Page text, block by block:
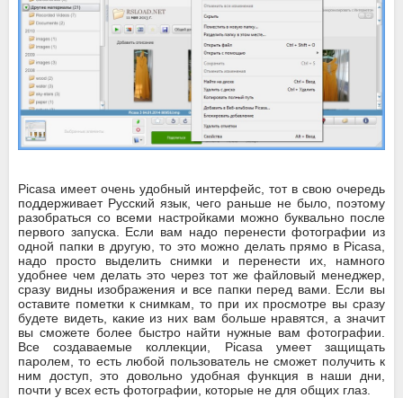
Picasa имеет очень удобный интерфейс, тот в свою очередь
поддерживает Русский язык, чего раньше не было, поэтому
разобраться со всеми настройками можно буквально после
первого запуска. Если вам надо перенести фотографии из
одной папки в другую, то это можно делать прямо в Picasa,
надо просто выделить снимки и перенести их, намного
удобнее чем делать это через тот же файловый менеджер,
сразу видны изображения и все папки перед вами. Если вы
оставите пометки к снимкам, то при их просмотре вы сразу
будете видеть, какие из них вам больше нравятся, а значит
вы сможете более быстро найти нужные вам фотографии.
Все создаваемые коллекции, Picasa умеет защищать
паролем, то есть любой пользователь не сможет получить к
ним доступ, это довольно удобная функция в наши дни,
почти у всех есть фотографии, которые не для общих глаз.